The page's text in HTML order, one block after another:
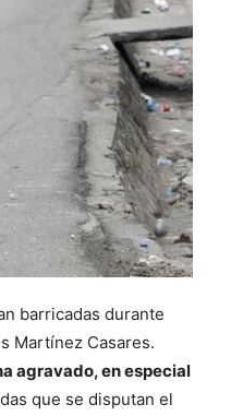
barricadas durante
Martínez Casares.
agravado, en especial
que se disputan el